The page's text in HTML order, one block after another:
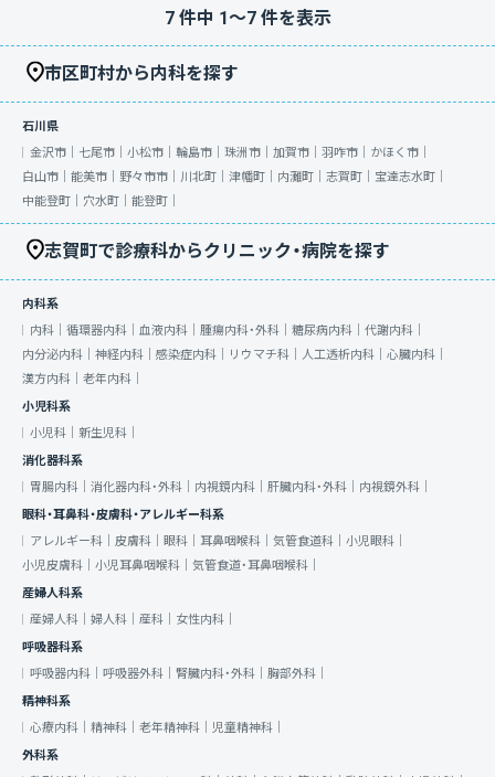
7件中 1〜7件を表示
市区町村から内科を探す
石川県
金沢市｜ 七尾市｜ 小松市｜ 輪島市｜ 珠洲市｜ 加賀市｜ 羽咋市｜ かほく市｜
白山市｜ 能美市｜ 野々市市｜ 川北町｜ 津幡町｜ 内灘町｜ 志賀町｜ 宝達志水町｜
中能登町｜ 穴水町｜ 能登町｜
志賀町で診療科からクリニック・病院を探す
内科系
内科｜ 循環器内科｜ 血液内科｜ 腫瘍内科・外科｜ 糖尿病内科｜ 代謝内科｜
内分泌内科｜ 神経内科｜ 感染症内科｜ リウマチ科｜ 人工透析内科｜ 心臓内科｜
漢方内科｜ 老年内科｜
小児科系
小児科｜ 新生児科｜
消化器科系
胃腸内科｜ 消化器内科・外科｜ 内視鏡内科｜ 肝臓内科・外科｜ 内視鏡外科｜
眼科・耳鼻科・皮膚科・アレルギー科系
アレルギー科｜ 皮膚科｜ 眼科｜ 耳鼻咽喉科｜ 気管食道科｜ 小児眼科｜
小児皮膚科｜ 小児耳鼻咽喉科｜ 気管食道・耳鼻咽喉科｜
産婦人科系
産婦人科｜ 婦人科｜ 産科｜ 女性内科｜
呼吸器科系
呼吸器内科｜ 呼吸器外科｜ 腎臓内科・外科｜ 胸部外科｜
精神科系
心療内科｜ 精神科｜ 老年精神科｜ 児童精神科｜
外科系